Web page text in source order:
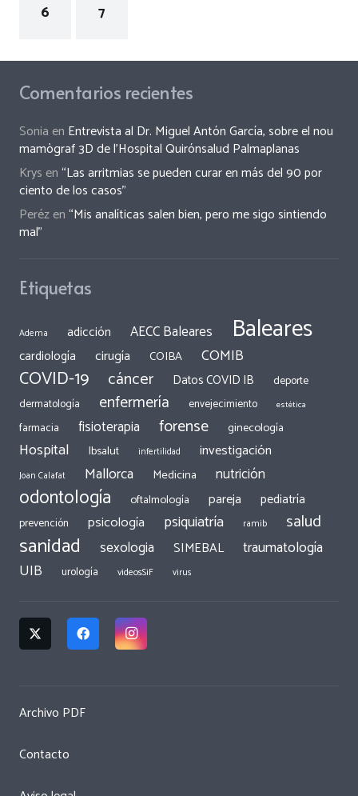
6 7
Comentarios recientes
Sonia en Entrevista al Dr. Miguel Antón García, sobre el nou
mamògraf 3D de l’Hospital Quirónsalud Palmaplanas
Krys en“Las arritmias se pueden curar en más del 90 por
ciento de los casos”
Perézen“Mis analíticas salen bien, pero me sigo sintiendo
mal”
Etiquetas
Adema adicción AECC Baleares Baleares
cardiología cirugía COIBA COMIB
COVID-19 cáncer Datos COVID IB
deporte
dermatología
enfermería envejecimiento estética
farmacia fisioterapia forense ginecología
Hospital Ibsalut infertilidad investigación
Joan Calafat Mallorca Medicina nutrición
odontología oftalmología pareja pediatría
prevención psicología psiquiatría ramib salud
sanidad sexologia SIMEBAL traumatología
UIB urología videosSiF virus
Archivo PDF
Contacto